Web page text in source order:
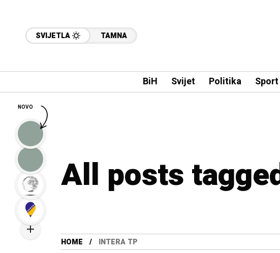
SVIJETLA TAMNA
BiH Svijet Politika Sport
All posts
HOME INTERA TP
NOVO